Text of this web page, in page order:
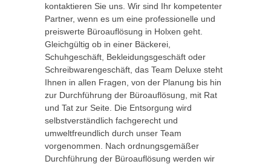
kontaktieren Sie uns. Wir sind Ihr kompetenter
Partner, wenn es um eine professionelle und
preiswerte Büroauflösung in Holxen geht.
Gleichgültig ob in einer Bäckerei,
Schuhgeschäft, Bekleidungsgeschäft oder
Schreibwarengeschäft, das Team Deluxe steht
Ihnen in allen Fragen, von der Planung bis hin
zur Durchführung der Büroauflösung, mit Rat
und Tat zur Seite. Die Entsorgung wird
selbstverständlich fachgerecht und
umweltfreundlich durch unser Team
vorgenommen. Nach ordnungsgemäßer
Durchführung der Büroauflösung werden wir